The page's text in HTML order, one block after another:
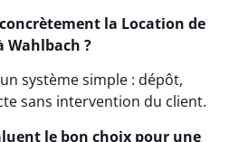
la Location de
Wahlbach ?
système simple : dépôt,
sans intervention du client.
le bon choix pour une